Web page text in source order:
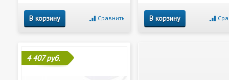
В корзину Сравнить В корзину
4 407 руб.